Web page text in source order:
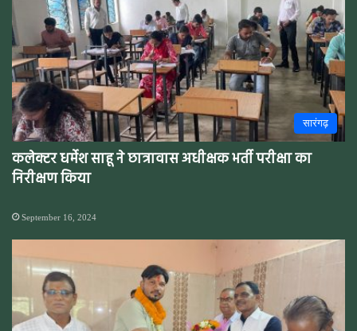
सारंगढ़
कलेक्टर धर्मेश साहू ने छात्रावास अधीक्षक भर्ती परीक्षा का
निरीक्षण किया
September 16, 2024